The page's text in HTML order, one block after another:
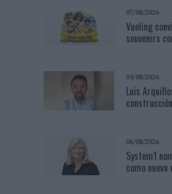
07/08/2026
Vueling
souvenirs
05/08/2026
Luis
06/08/2026
System1
como